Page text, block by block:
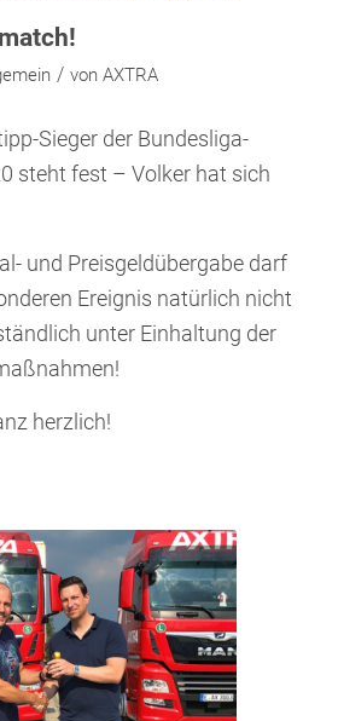
/ von AXTRA
Sieger der Bundesliga-
steht fest – Volker hat sich
und Preisgeldübergabe darf
Ereignis natürlich nicht
unter Einhaltung der
herzlich!